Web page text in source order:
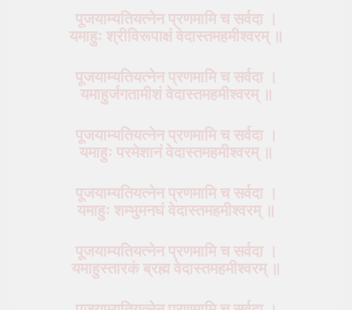
पूजयाम्यतियत्नेन प्रणमामि च सर्वदा ।
यमाहुः श्रीविरूपाक्षं वेदास्तमहमीश्वरम् ॥
पूजयाम्यतियत्नेन प्रणमामि च सर्वदा ।
यमाहुर्जगतामीशं वेदास्तमहमीश्वरम् ॥
पूजयाम्यतियत्नेन प्रणमामि च सर्वदा ।
यमाहुः परमेशानं वेदास्तमहमीश्वरम् ॥
पूजयाम्यतियत्नेन प्रणमामि च सर्वदा ।
यमाहुः शम्भुमनघं वेदास्तमहमीश्वरम् ॥
पूजयाम्यतियत्नेन प्रणमामि च सर्वदा ।
यमाहुस्तारकं ब्रह्म वेदास्तमहमीश्वरम् ॥